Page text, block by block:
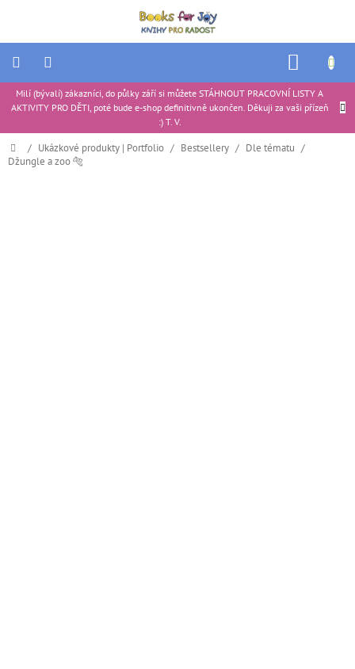
Milí (bývalí) zákazníci, do půlky září si můžete STÁHNOUT PRACOVNÍ LISTY A
AKTIVITY PRO DĚTI, poté bude e-shop definitivně ukončen. Děkuji za vaši přízeň
:) T. V.
KOŠÍK
Ukázkové
produkty
Portfolio
Domů
/ Ukázkové produkty | Portfolio / Bestsellery / Dle tématu
/
Džungle a zoo 🐅